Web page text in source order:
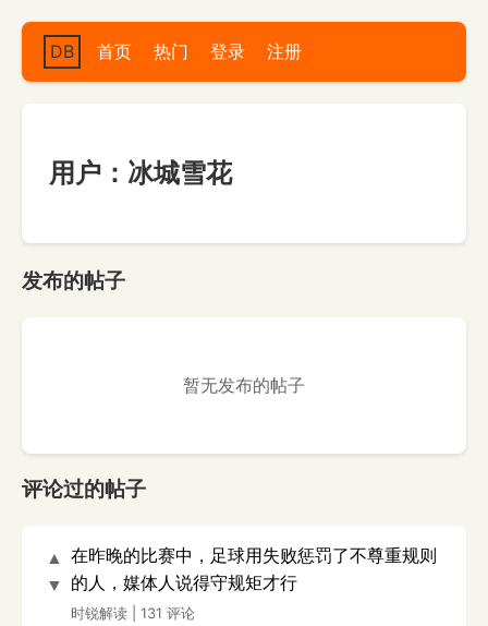
DB 首页 热门 登录 注册
用户：冰城雪花
发布的帖子
暂无发布的帖子
评论过的帖子
▲
▼
在昨晚的比赛中，足球用失败惩罚了不尊重规则
的人，媒体人说得守规矩才行
时锐解读 131 评论